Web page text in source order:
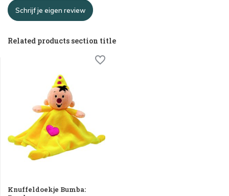
Schrijf je eigen review
Related products section title
Knuffeldoekje Bumba: